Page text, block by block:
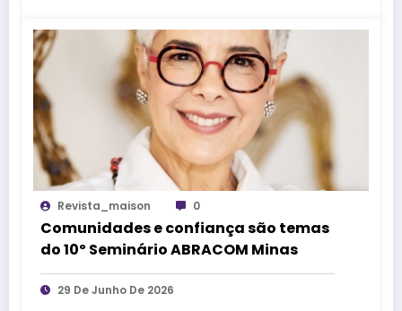
Revista_maison 0
Comunidades e confiança são temas
do 10º Seminário ABRACOM Minas
29 De Junho De 2026